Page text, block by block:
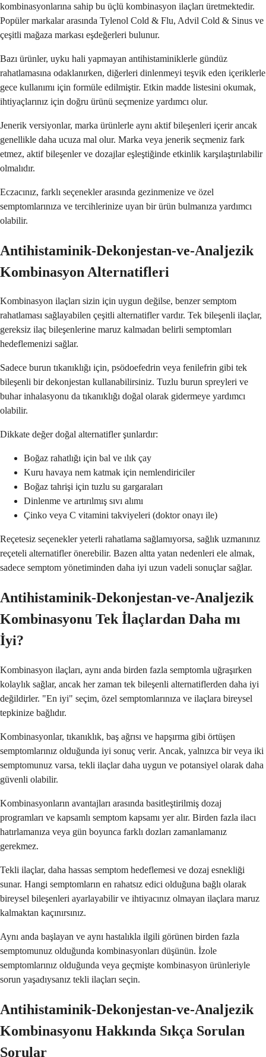
kombinasyonlarına sahip bu üçlü kombinasyon ilaçları üretmektedir.
Popüler markalar arasında Tylenol Cold & Flu, Advil Cold & Sinus ve
çeşitli mağaza markası eşdeğerleri bulunur.
Bazı ürünler, uyku hali yapmayan antihistaminiklerle gündüz
rahatlamasına odaklanırken, diğerleri dinlenmeyi teşvik eden içeriklerle
gece kullanımı için formüle edilmiştir. Etkin madde listesini okumak,
ihtiyaçlarınız için doğru ürünü seçmenize yardımcı olur.
Jenerik versiyonlar, marka ürünlerle aynı aktif bileşenleri içerir ancak
genellikle daha ucuza mal olur. Marka veya jenerik seçmeniz fark
etmez, aktif bileşenler ve dozajlar eşleştiğinde etkinlik karşılaştırılabilir
olmalıdır.
Eczacınız, farklı seçenekler arasında gezinmenize ve özel
semptomlarınıza ve tercihlerinize uyan bir ürün bulmanıza yardımcı
olabilir.
Antihistaminik-Dekonjestan-ve-Analjezik
Kombinasyon Alternatifleri
Kombinasyon ilaçları sizin için uygun değilse, benzer semptom
rahatlaması sağlayabilen çeşitli alternatifler vardır. Tek bileşenli ilaçlar,
gereksiz ilaç bileşenlerine maruz kalmadan belirli semptomları
hedeflemenizi sağlar.
Sadece burun tıkanıklığı için, psödoefedrin veya fenilefrin gibi tek
bileşenli bir dekonjestan kullanabilirsiniz. Tuzlu burun spreyleri ve
buhar inhalasyonu da tıkanıklığı doğal olarak gidermeye yardımcı
olabilir.
Dikkate değer doğal alternatifler şunlardır:
Boğaz rahatlığı için bal ve ılık çay
Kuru havaya nem katmak için nemlendiriciler
Boğaz tahrişi için tuzlu su gargaraları
Dinlenme ve artırılmış sıvı alımı
Çinko veya C vitamini takviyeleri (doktor onayı ile)
Reçetesiz seçenekler yeterli rahatlama sağlamıyorsa, sağlık uzmanınız
reçeteli alternatifler önerebilir. Bazen altta yatan nedenleri ele almak,
sadece semptom yönetiminden daha iyi uzun vadeli sonuçlar sağlar.
Antihistaminik-Dekonjestan-ve-Analjezik
Kombinasyonu Tek İlaçlardan Daha mı
İyi?
Kombinasyon ilaçları, aynı anda birden fazla semptomla uğraşırken
kolaylık sağlar, ancak her zaman tek bileşenli alternatiflerden daha iyi
değildirler. "En iyi" seçim, özel semptomlarınıza ve ilaçlara bireysel
tepkinize bağlıdır.
Kombinasyonlar, tıkanıklık, baş ağrısı ve hapşırma gibi örtüşen
semptomlarınız olduğunda iyi sonuç verir. Ancak, yalnızca bir veya iki
semptomunuz varsa, tekli ilaçlar daha uygun ve potansiyel olarak daha
güvenli olabilir.
Kombinasyonların avantajları arasında basitleştirilmiş dozaj
programları ve kapsamlı semptom kapsamı yer alır. Birden fazla ilacı
hatırlamanıza veya gün boyunca farklı dozları zamanlamanız
gerekmez.
Tekli ilaçlar, daha hassas semptom hedeflemesi ve dozaj esnekliği
sunar. Hangi semptomların en rahatsız edici olduğuna bağlı olarak
bireysel bileşenleri ayarlayabilir ve ihtiyacınız olmayan ilaçlara maruz
kalmaktan kaçınırsınız.
Aynı anda başlayan ve aynı hastalıkla ilgili görünen birden fazla
semptomunuz olduğunda kombinasyonları düşünün. İzole
semptomlarınız olduğunda veya geçmişte kombinasyon ürünleriyle
sorun yaşadıysanız tekli ilaçları seçin.
Antihistaminik-Dekonjestan-ve-Analjezik
Kombinasyonu Hakkında Sıkça Sorulan
Sorular